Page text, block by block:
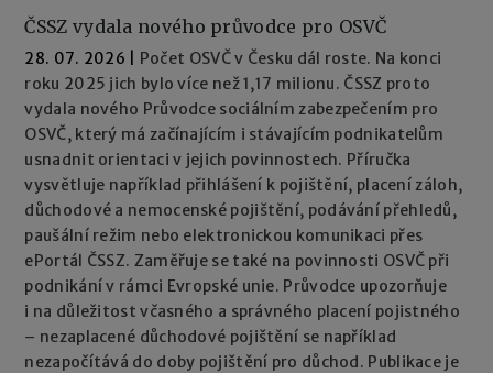
ČSSZ vydala nového průvodce pro OSVČ
28. 07. 2026
Počet OSVČ v Česku dál roste. Na konci
roku 2025 jich bylo více než 1,17 milionu. ČSSZ proto
vydala nového Průvodce sociálním zabezpečením pro
OSVČ, který má začínajícím i stávajícím podnikatelům
usnadnit orientaci v jejich povinnostech. Příručka
vysvětluje například přihlášení k pojištění, placení záloh,
důchodové a nemocenské pojištění, podávání přehledů,
paušální režim nebo elektronickou komunikaci přes
ePortál ČSSZ. Zaměřuje se také na povinnosti OSVČ při
podnikání v rámci Evropské unie. Průvodce upozorňuje
i na důležitost včasného a správného placení pojistného
– nezaplacené důchodové pojištění se například
nezapočítává do doby pojištění pro důchod. Publikace je